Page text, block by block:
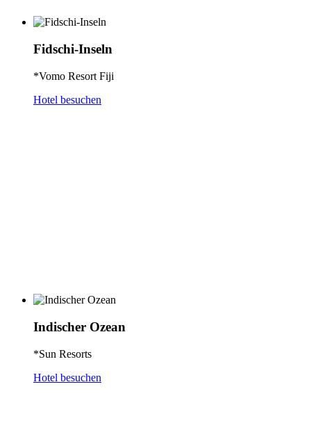
Fidschi-Inseln
*Vomo Resort Fiji
Hotel besuchen
Indischer Ozean
*Sun Resorts
Hotel besuchen